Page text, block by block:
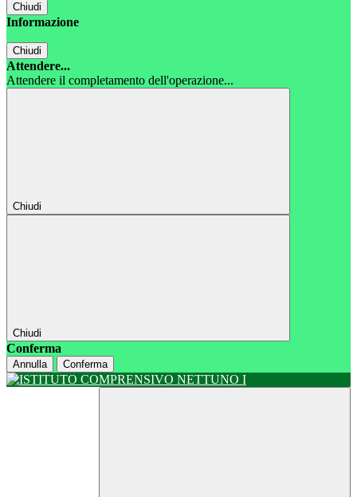
Chiudi
Informazione
Chiudi
Attendere...
Attendere il completamento dell'operazione...
Chiudi
Chiudi
Conferma
Annulla Conferma